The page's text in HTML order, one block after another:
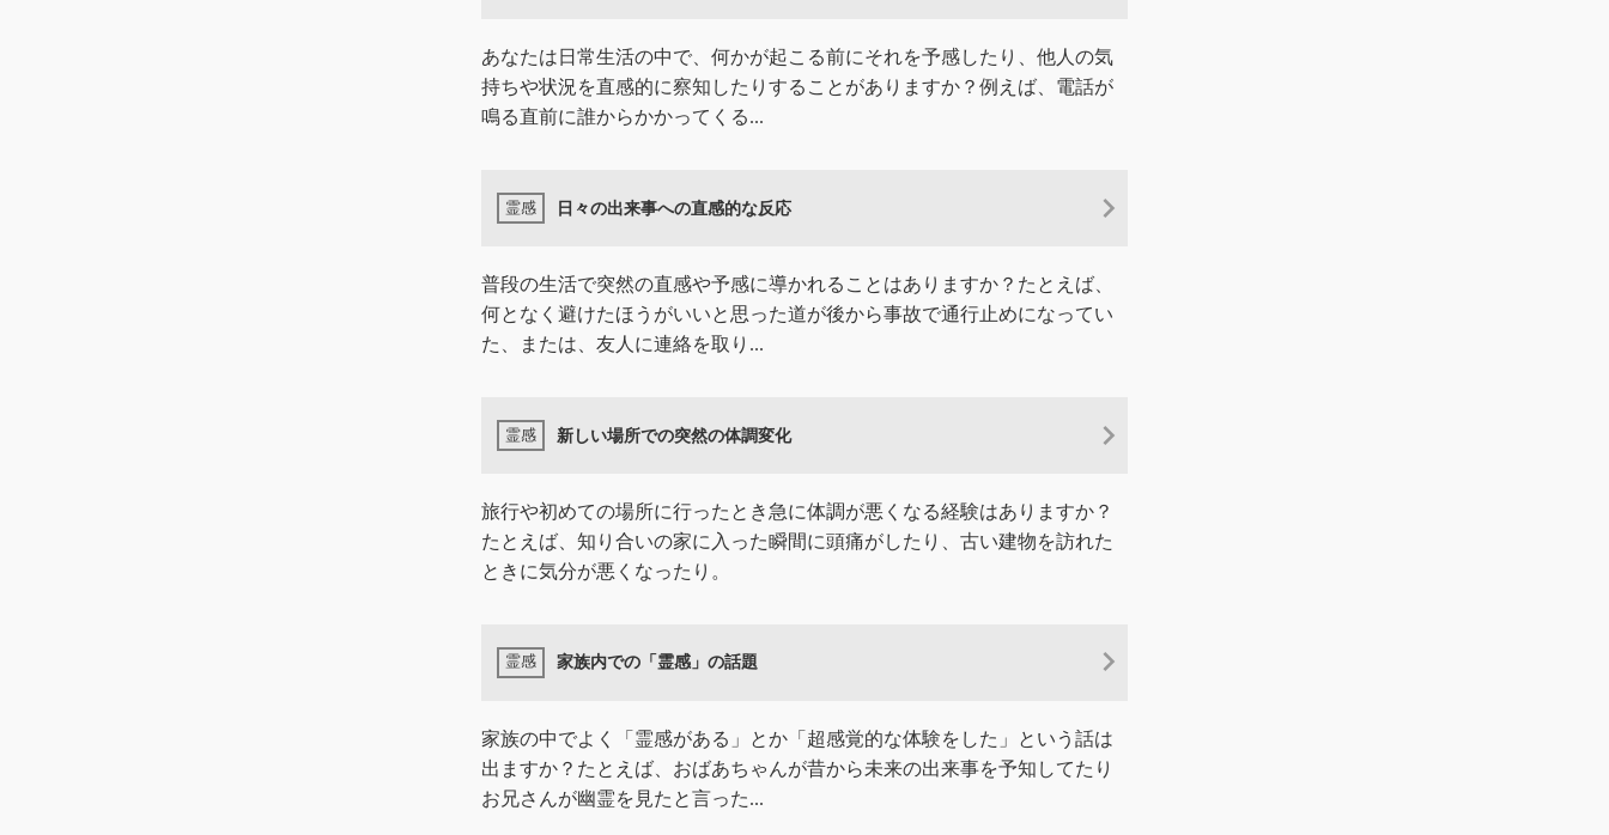
あなたは日常生活の中で、何かが起こる前にそれを予感したり、他人の気
持ちや状況を直感的に察知したりすることがありますか？例えば、電話が
鳴る直前に誰からかかってくる...
日々の出来事への直感的な反応
普段の生活で突然の直感や予感に導かれることはありますか？たとえば、
何となく避けたほうがいいと思った道が後から事故で通行止めになってい
た、または、友人に連絡を取り...
新しい場所での突然の体調変化
旅行や初めての場所に行ったとき急に体調が悪くなる経験はありますか？
たとえば、知り合いの家に入った瞬間に頭痛がしたり、古い建物を訪れた
ときに気分が悪くなったり。
家族内での「霊感」の話題
家族の中でよく「霊感がある」とか「超感覚的な体験をした」という話は
出ますか？たとえば、おばあちゃんが昔から未来の出来事を予知してたり
お兄さんが幽霊を見たと言った...